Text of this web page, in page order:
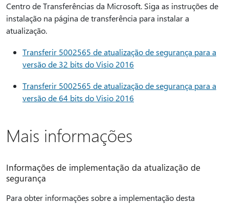
Centro de Transferências da Microsoft. Siga as instruções de
instalação na página de transferência para instalar a
atualização.
Transferir 5002565 de atualização de segurança para a
versão de 32 bits do Visio 2016
Transferir 5002565 de atualização de segurança para a
versão de 64 bits do Visio 2016
Mais informações
Informações de implementação da atualização de
segurança
Para obter informações sobre a implementação desta